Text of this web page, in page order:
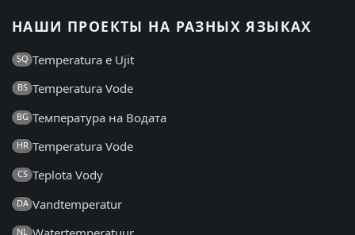
НАШИ ПРОЕКТЫ НА РАЗНЫХ ЯЗЫКАХ
SQ Temperatura e Ujit
BS Temperatura Vode
BG Температура на Водата
HR Temperatura Vode
CS Teplota Vody
DA Vandtemperatur
NL